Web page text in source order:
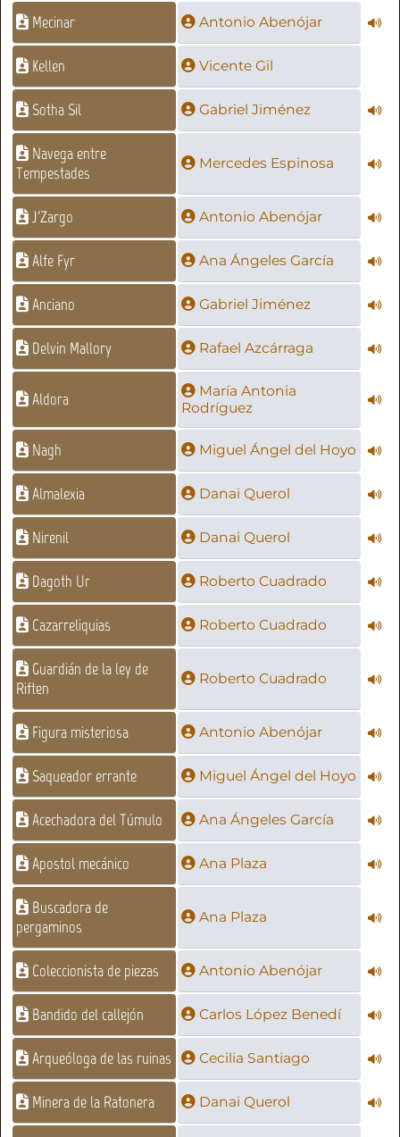
Mecinar Antonio Abenójar
Kellen Vicente Gil
Sotha Sil Gabriel Jiménez
Navega entre
Tempestades
Mercedes Espinosa
J'Zargo Antonio Abenójar
Alfe Fyr Ana Ángeles García
Anciano Gabriel Jiménez
Delvin Mallory Rafael Azcárraga
Aldora
María Antonia
Rodríguez
Nagh Miguel Ángel del Hoyo
Almalexia Danai Querol
Nirenil Danai Querol
Dagoth Ur Roberto Cuadrado
Cazarreliquias Roberto Cuadrado
Guardián de la ley de
Riften
Roberto Cuadrado
Figura misteriosa Antonio Abenójar
Saqueador errante Miguel Ángel del Hoyo
Acechadora del Túmulo Ana Ángeles García
Apostol mecánico Ana Plaza
Buscadora de
pergaminos
Ana Plaza
Coleccionista de piezas Antonio Abenójar
Bandido del callejón Carlos López Benedí
Arqueóloga de las ruinas Cecilia Santiago
Minera de la Ratonera Danai Querol